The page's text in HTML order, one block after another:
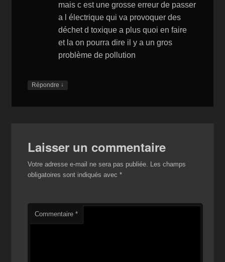
mais c est une grosse erreur de passer
a l électrique qui va provoquer des
déchet d toxique a plus quoi en faire
et la on pourra dire il y a un gros
problème de pollution
Répondre ↓
Laisser un commentaire
Votre adresse e-mail ne sera pas publiée. Les champs
obligatoires sont indiqués avec*
Commentaire*